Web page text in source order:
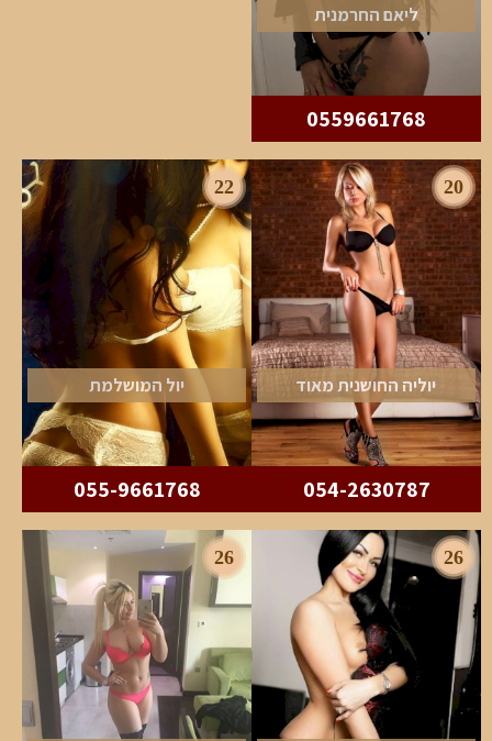
ליאם החרמנית
0559661768
20
יוליה החושנית מאוד
054-2630787
22
יול המושלמת
055-9661768
26
26